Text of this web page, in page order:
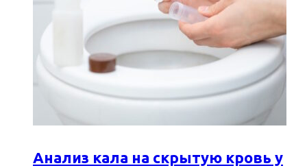
Анализ кала на скрытую кровь у